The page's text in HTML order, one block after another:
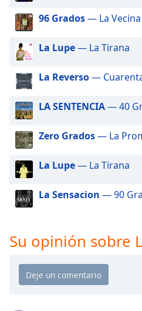
in-
Picture
Fullscreen
This
modal
window.
Beginning
dialog
window.
cancel
close
the
window.
96 Grados— La Vecina
La Lupe— La Tirana
La Reverso—
LA SENTENCIA— 40
Zero Grados— La
La Lupe— La Tirana
La Sensacion — 90
Su opinión sobre